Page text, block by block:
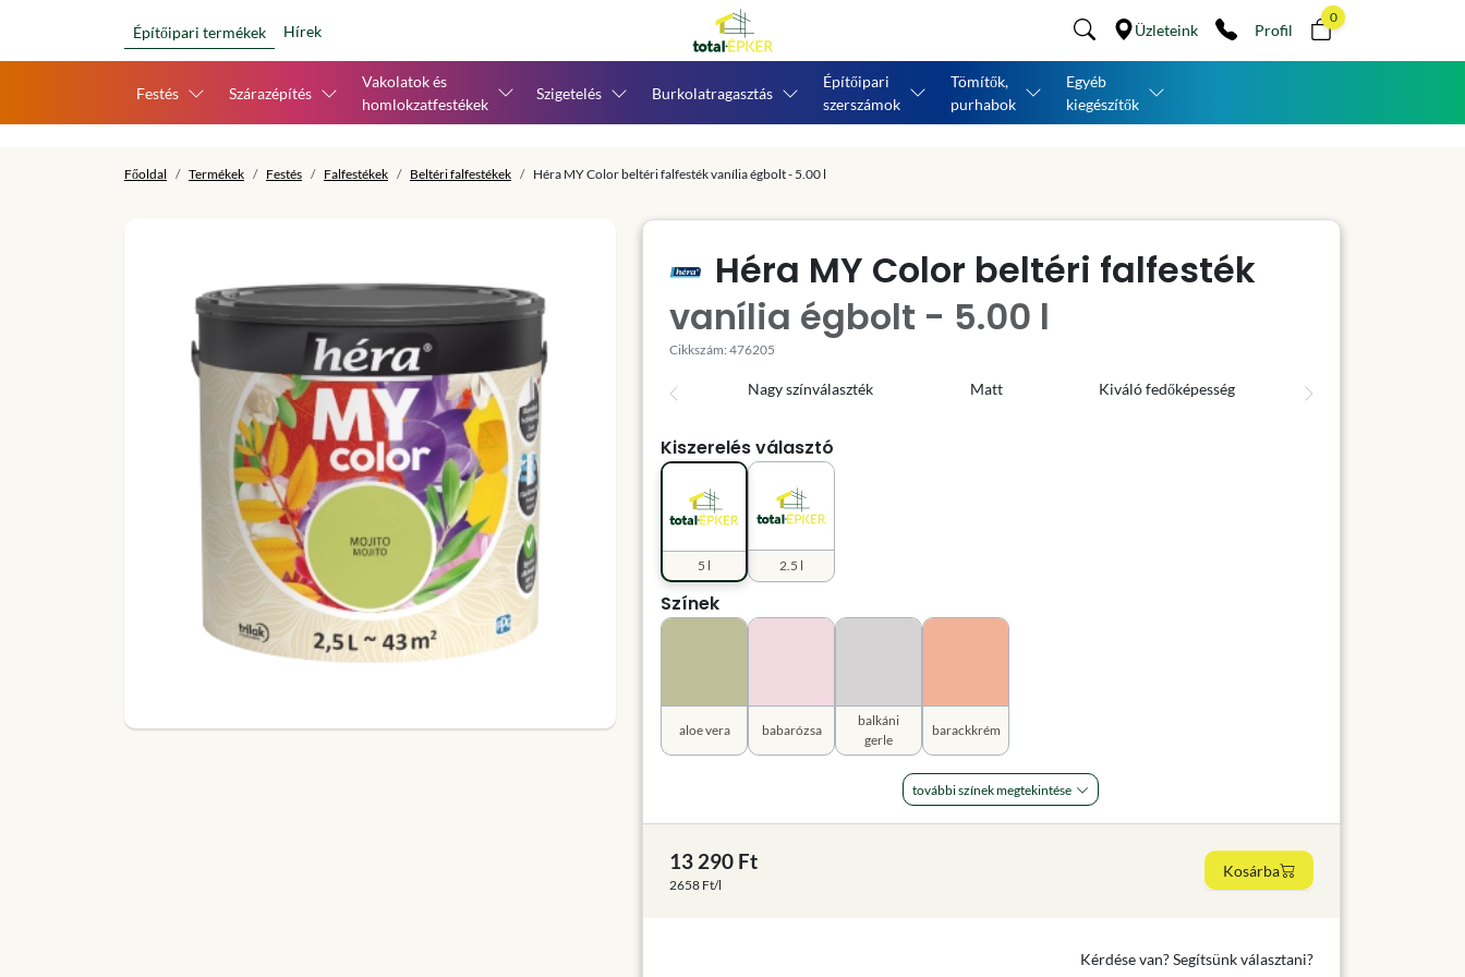
Építőipari termékek Hírek Üzleteink Profil
0
Festés Szárazépítés
Vakolatok és
homlokzatfestékek
Szigetelés Burkolatragasztás
Építőipari
szerszámok
Tömítők,
purhabok
Egyéb
kiegészítők
Főoldal Termékek Festés Falfestékek Beltéri falfestékek Héra MY Color beltéri falfesték vanília égbolt - 5.00 l
Héra MY Color beltéri falfesték
vanília égbolt - 5.00 l
Cikkszám: 476205
Nagy színválaszték Matt Kiváló fedőképesség
Kiszerelés választó
2.5 l
5 l
Színek
aloe vera babarózsa
balkáni
gerle
barackkrém
további színek megtekintése
13 290 Ft
2658 Ft/l
Kosárba
Kérdése van? Segítsünk választani?